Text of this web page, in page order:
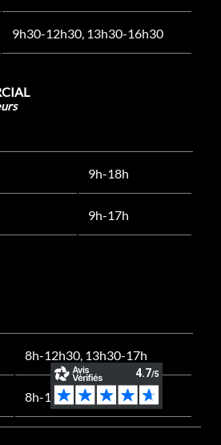
9h30-12h30, 13h30-16h30
9h-18h
9h-17h
8h-12h30, 13h30-17h
8h-12h30, 13h30-16h